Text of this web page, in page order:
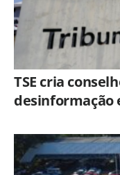
TSE cria
desinformação